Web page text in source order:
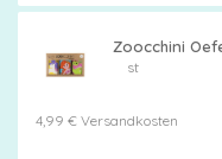
Feuchttücher
Zoocchini
st
4,99 € Versandkosten